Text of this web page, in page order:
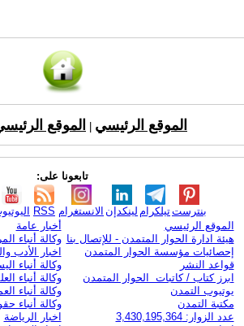
الموقع الرئيسي الموقع
تابعونا على:
RSS الانستغرام لينكدإن تيلكرامبنترست
الموقع الرئيسي
هيئة ادارة الحوار المتمدن - للإتصال بنا
إحصائيات مؤسسة الحوار المتمدن
قواعد النشر
ابرز كتاب / كاتبات الحوار المتمدن
يوتيوب التمدن
مكتبة التمدن
عدد الزوار: 3,430,195,364
أخبار عامة
وكالة أنباء
اخبار الأدب
وكالة أنباء
وكالة أنباء
وكالة أنباء
وكالة أنباء
اخبار الرياضة